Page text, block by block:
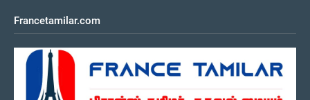
Francetamilar.com